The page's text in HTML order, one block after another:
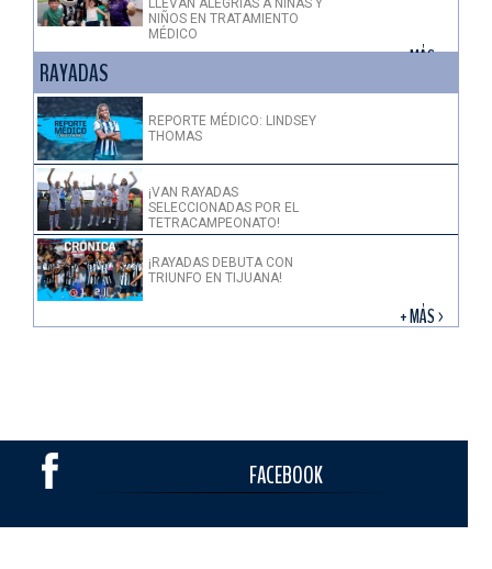
NIÑOS EN TRATAMIENTO
MÉDICO
+ MÁS >
RAYADAS
REPORTE MÉDICO: LINDSEY
THOMAS
¡VAN RAYADAS
SELECCIONADAS POR EL
TETRACAMPEONATO!
¡RAYADAS DEBUTA CON
TRIUNFO EN TIJUANA!
+ MÁS >
FACEBOOK